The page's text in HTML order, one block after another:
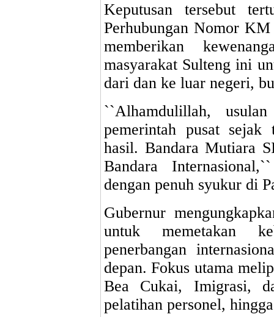
Keputusan tersebut
Perhubungan Nomor
memberikan
masyarakat Sulteng ini
dari dan ke luar negeri,
``Alhamdulillah,
pemerintah pusat sejak
hasil. Bandara Mutiara
Bandara
dengan penuh syukur di
Gubernur
untuk memetakan
penerbangan
depan. Fokus utama
Bea Cukai, Imigrasi,
pelatihan personel,